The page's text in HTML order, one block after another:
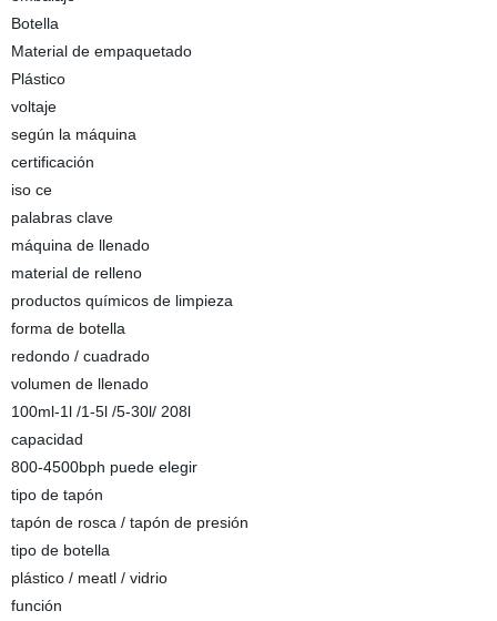
Botella
Material de empaquetado
Plástico
voltaje
según la máquina
certificación
iso ce
palabras clave
máquina de llenado
material de relleno
productos químicos de limpieza
forma de botella
redondo / cuadrado
volumen de llenado
100ml-1l /1-5l /5-30l/ 208l
capacidad
800-4500bph puede elegir
tipo de tapón
tapón de rosca / tapón de presión
tipo de botella
plástico / meatl / vidrio
función